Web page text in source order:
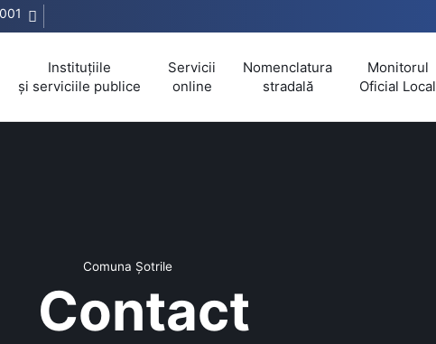
Instituțiile
și serviciile publice
Servicii
online
Nomenclatura
stradală
Monitorul
Oficial Local
Comuna Șotrile
Contact